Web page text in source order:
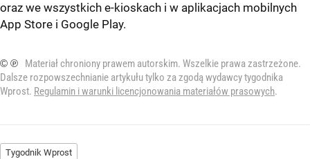
oraz we wszystkich e-kioskach i w aplikacjach mobilnych
App Store i Google Play.
© ℗
Materiał chroniony prawem autorskim. Wszelkie prawa zastrzeżone.
Dalsze rozpowszechnianie artykułu tylko za zgodą wydawcy tygodnika
Wprost. Regulamin i warunki licencjonowania materiałów prasowych.
Tygodnik Wprost